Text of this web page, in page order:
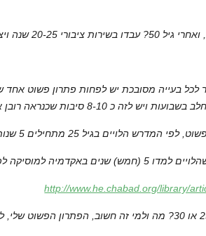
הלויים בגיל 25 מתחילים 5 שנות אימונים
http://www.he.chabad.org/library/